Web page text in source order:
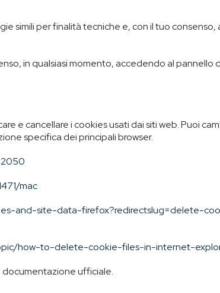
simili per finalità tecniche e, con il tuo consenso,
in qualsiasi momento, accedendo al
e cancellare i cookies usati dai siti web. Puoi
specifica dei principali browser.
mac
and-site-data-firefox?redirectslug=delete-
how-to-delete-cookie-files-in-internet-
documentazione ufficiale.